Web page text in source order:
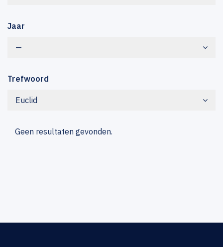
Jaar
—
Trefwoord
Euclid
Geen resultaten gevonden.